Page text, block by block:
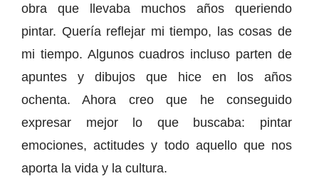
obra que llevaba muchos años queriendo
pintar. Quería reflejar mi tiempo, las cosas de
mi tiempo. Algunos cuadros incluso parten de
apuntes y dibujos que hice en los años
ochenta. Ahora creo que he conseguido
expresar mejor lo que buscaba: pintar
emociones, actitudes y todo aquello que nos
aporta la vida y la cultura.